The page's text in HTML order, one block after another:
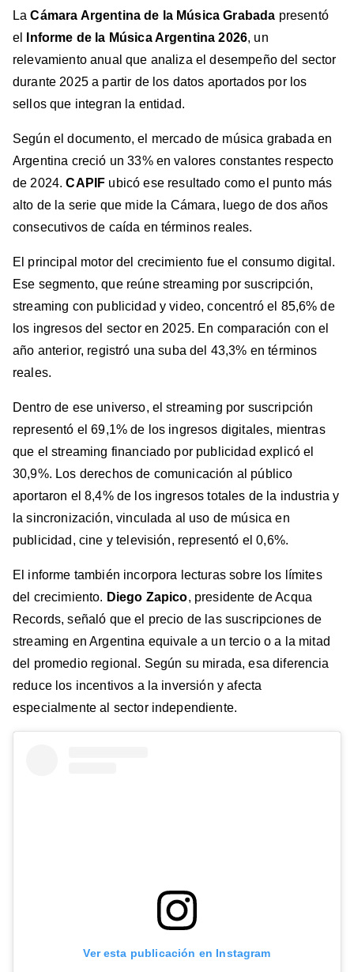
LaCámara Argentina de la Música Grabada presentó
el
Informe de la Música Argentina 2026, un
relevamiento anual que analiza el desempeño del sector
durante 2025 a partir de los datos aportados por los
sellos que integran la entidad.
Según el documento, el mercado de música grabada en
Argentina creció un 33% en valores constantes respecto
de 2024.CAPIF ubicó ese resultado como el punto más
alto de la serie que mide la Cámara, luego de dos años
consecutivos de caída en términos reales.
El principal motor del crecimiento fue el consumo digital.
Ese segmento, que reúne streaming por suscripción,
streaming con publicidad y video, concentró el 85,6% de
los ingresos del sector en 2025. En comparación con el
año anterior, registró una suba del 43,3% en términos
reales.
Dentro de ese universo, el streaming por suscripción
representó el 69,1% de los ingresos digitales, mientras
que el streaming financiado por publicidad explicó el
30,9%. Los derechos de comunicación al público
aportaron el 8,4% de los ingresos totales de la industria y
la sincronización, vinculada al uso de música en
publicidad, cine y televisión, representó el 0,6%.
El informe también incorpora lecturas sobre los límites
del crecimiento. Diego Zapico, presidente de Acqua
Records, señaló que el precio de las suscripciones de
streaming en Argentina equivale a un tercio o a la mitad
del promedio regional. Según su mirada, esa diferencia
reduce los incentivos a la inversión y afecta
especialmente al sector independiente.
Ver esta publicación en Instagram